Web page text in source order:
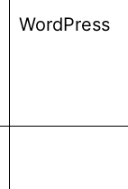
WordPress